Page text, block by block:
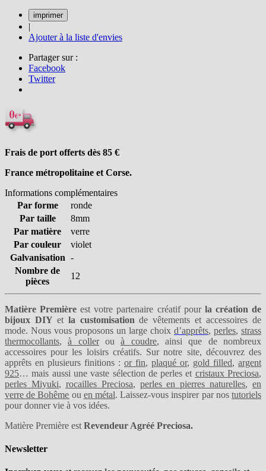
|
Ajouter à la liste d'envies
Partager sur :
Facebook
Twitter
Frais de port offerts dès 85 €
France métropolitaine et Corse.
Informations complémentaires
Par forme
ronde
Par taille
8mm
Par matière
verre
Par couleur
violet
Galvanisation -
Nombre de
pièces
12
Matière Première est votre partenaire créatif pourla création de
bijoux DIY etla customisation de vêtements et accessoires de
mode. Nous vous proposons un large choix d’apprêts, perles, strass
thermocollants,à collerouà coudre, ainsi que de nombreux
accessoires pour les loisirs créatifs. Sur notre site, découvrez des
apprêts en plusieurs finitions : or fin, plaqué or, gold filled, argent
925… mais aussi une vaste sélection de perles et cristaux Preciosa,
perles Miyuki, rocailles Preciosa, perles en pierres naturelles, en
verre de Bohême ou en métal. Laissez-vous inspirer par nostutoriels
pour donner vie à vos idées.
Matière Première est Revendeur Agréé Preciosa.
Newsletter